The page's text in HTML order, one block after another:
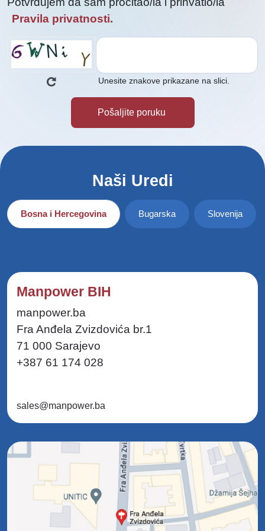
Pravila privatnosti.
Unesite znakove prikazane na slici.
Naši Uredi
Bosna i Hercegovina Bugarska Slovenija
Manpower BIH
manpower.ba
Fra Anđela Zvizdovića br.1
71 000 Sarajevo
+387 61 174 028
sales@manpower.ba